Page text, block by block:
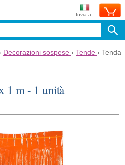
Invia a:
› Decorazioni sospese › Tende › Tenda
1 m - 1 unità